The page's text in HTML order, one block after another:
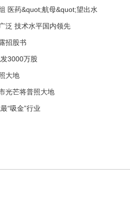
医药&quot;航母&quot;望出水
泛 技术水平国内领先
招股书
3000万股
大地
光芒将普照大地
“吸金”行业